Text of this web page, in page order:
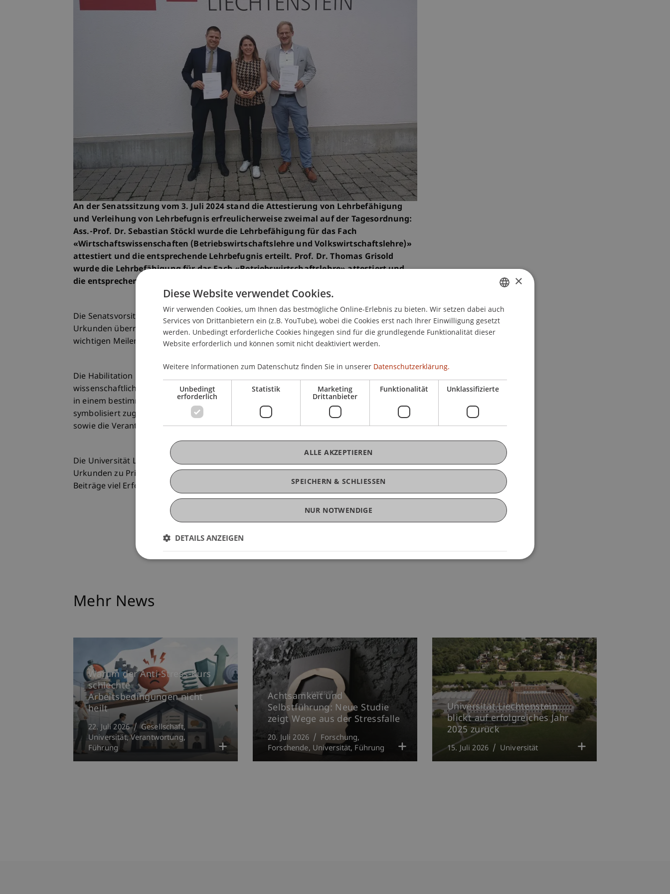
An der Senatssitzung vom 3. Juli 2024 stand die Attestierung von Lehrbefähigung
und Verleihung von Lehrbefugnis erfreulicherweise zweimal auf der Tagesordnung:
Ass.-Prof. Dr. Sebastian Stöckl wurde die Lehrbefähigung für das Fach
«Wirtschaftswissenschaften (Betriebswirtschaftslehre und Volkswirtschaftslehre)»
attestiert und die entsprechende Lehrbefugnis erteilt. Prof. Dr. Thomas Grisold
wurde die Lehrbefähigung für das Fach «Betriebswirtschaftslehre» attestiert und
die entsprechende Lehrbefugnis erteilt.
Die Senatsvorsitzende der Universität, Prof. Dr. Konstantina Papathanasiou, hat die
Urkunden überreicht und Sebastian Stöckl und Thomas Grisold zum Abschluss dieses
wichtigen Meilensteins in der akademischen Laufbahn herzlich gratuliert.
Die Habilitation ist die höchste akademische Prüfung, welche die hervorragende
wissenschaftliche und pädagogische Eignung zur selbstständigen Forschung und Lehre
in einem bestimmten wissenschaftlichen Fachgebiet nachweist. Die Lehrbefugnis
symbolisiert zugleich die Freiheit, innovative und kritische Denkansätze zu verfolgen,
sowie die Verantwortung, Wissen mit Integrität zu vermitteln.
Die Universität Liechtenstein wünscht beiden Geehrten, die mit der Übergabe der
Urkunden zu Privatdozenten (PD) ernannt wurden, für ihre zukünftigen akademischen
Beiträge viel Erfolg!
Mehr News
Warum der Anti-Stress-Kurs
schlechte
Arbeitsbedingungen nicht
heilt
22. Juli 2026
Gesellschaft
Universität Verantwortung
Führung
Achtsamkeit und
Selbstführung: Neue Studie
zeigt Wege aus der Stressfalle
20. Juli 2026
Forschung
Forschende Universität Führung
Universität Liechtenstein
blickt auf erfolgreiches Jahr
2025 zurück
15. Juli 2026 Universität
GERMAN
ENGLISH
×
Diese Website verwendet Cookies.
Wir verwenden Cookies, um Ihnen das bestmögliche Online-Erlebnis zu bieten. Wir setzen dabei auch
Services von Drittanbietern ein (z.B. YouTube), wobei die Cookies erst nach Ihrer Einwilligung gesetzt
werden. Unbedingt erforderliche Cookies hingegen sind für die grundlegende Funktionalität dieser
Website erforderlich und können somit nicht deaktiviert werden.
Weitere Informationen zum Datenschutz finden Sie in unserer Datenschutzerklärung.
Unbedingt
erforderlich
Statistik Marketing
Drittanbieter
Funktionalität Unklassifizierte
SPEICHERN & SCHLIESSEN
ALLE AKZEPTIEREN
NUR NOTWENDIGE
DETAILS ANZEIGEN